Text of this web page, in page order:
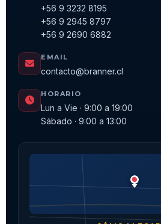
+56 9 3232 8195
+56 9 2945 8797
+56 9 2690 6882
EMAIL
contacto@branner.cl
HORARIO
Lun a Vie · 9:00 a 19:00
Sábado · 9:00 a 13:00